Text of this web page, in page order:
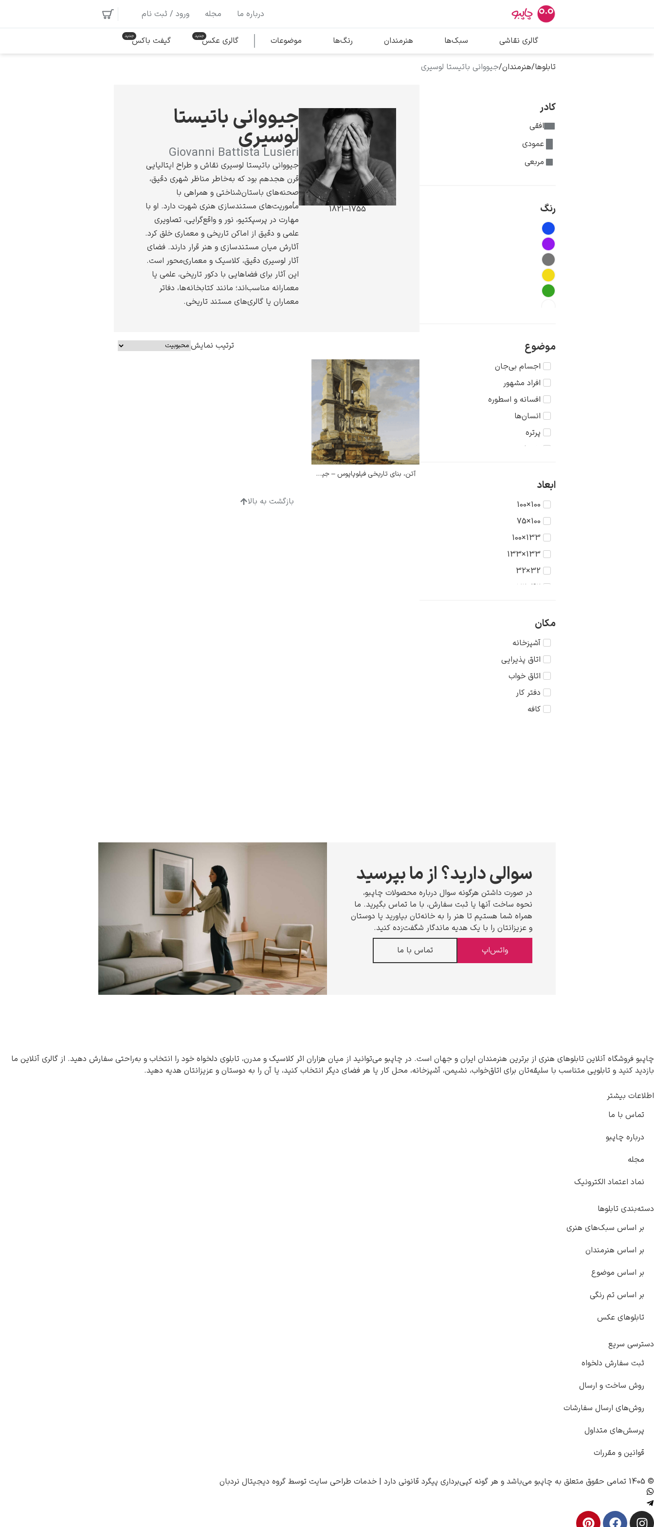
بیشترین جستجوها
پیکاسو
تابلو بوسه
محبوب‌ترین هنرمندان
ونسان ون گوگ
کامی پیسارو
درباره ما مجله ورود / ثبت نام
گالری نقاشی سبک‌ها هنرمندان رنگ‌ها موضوعات گالری عکس گیفت باکس
تابلوها/هنرمندان/جیووانی باتیستا لوسیری
کادر
افقی
عمودی
مربعی
رنگ
موضوع
اجسام بی‌جان
افراد مشهور
افسانه و اسطوره
انسان‌ها
پرتره
تاریخ
حیوانات
دریا
دورنما
دوشیزگان
رنگ‌ها
روستا
سکون
عشق
غرب وحشی
کودک
مذهبی
منظره
ابعاد
100×100
100×75
133×100
133×133
32×32
42×32
56×42
56×56
75×56
75×75
مکان
آشپزخانه
اتاق پذیرایی
اتاق خواب
دفتر کار
کافه
1755–1821
جیووانی باتیستا
لوسیری
Giovanni Battista Lusieri
جیووانی باتیستا لوسیری نقاش و طراح ایتالیایی
قرن هجدهم بود که به‌خاطر مناظر شهری دقیق،
صحنه‌های باستان‌شناختی و همراهی با
مأموریت‌های مستندسازی هنری شهرت دارد. او با
مهارت در پرسپکتیو، نور و واقع‌گرایی، تصاویری
علمی و دقیق از اماکن تاریخی و معماری خلق کرد.
آثارش میان مستندسازی و هنر قرار دارند. فضای
آثار لوسیری دقیق، کلاسیک و معماری‌محور است.
این آثار برای فضاهایی با دکور تاریخی، علمی یا
معمارانه مناسب‌اند؛ مانند کتابخانه‌ها، دفاتر
معماران یا گالری‌های مستند تاریخی.
ترتیب نمایش
آتن، بنای تاریخی فیلوپاپوس – جیووانی باتیستا لوسیری
بازگشت به بالا
سوالی دارید؟ از ما بپرسید
در صورت داشتن هرگونه سوال درباره محصولات چاپبو،
نحوه ساخت آنها یا ثبت سفارش، با ما تماس بگیرید. ما
همراه شما هستیم تا هنر را به خانه‌تان بیاورید یا دوستان
و عزیزانتان را با یک هدیه ماندگار شگفت‌زده کنید.
واتس‌اپ
تماس با ما
چاپبو فروشگاه آنلاین تابلوهای هنری از برترین هنرمندان ایران و جهان است. در چاپبو می‌توانید از میان هزاران اثر کلاسیک و مدرن، تابلوی دلخواه خود را انتخاب و به‌راحتی سفارش دهید. از گالری آنلاین ما
بازدید کنید و تابلویی متناسب با سلیقه‌تان برای اتاق‌خواب، نشیمن، آشپزخانه، محل کار یا هر فضای دیگر انتخاب کنید، یا آن را به دوستان و عزیزانتان هدیه دهید.
اطلاعات بیشتر
تماس با ما
درباره چاپبو
مجله
نماد اعتماد الکترونیک
دسته‌بندی تابلوها
بر اساس سبک‌های هنری
بر اساس هنرمندان
بر اساس موضوع
بر اساس تم رنگی
تابلوهای عکس
دسترسی سریع
ثبت سفارش دلخواه
روش ساخت و ارسال
روش‌های ارسال سفارشات
پرسش‌های متداول
قوانین و مقررات
© 1405 تمامی حقوق متعلق به چاپبو می‌باشد و هر گونه کپی‌برداری پیگرد قانونی دارد | خدمات طراحی سایت توسط گروه دیجیتال نردبان